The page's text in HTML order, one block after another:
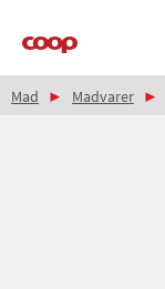
Main
Brødkrumme
Mad Madvarer